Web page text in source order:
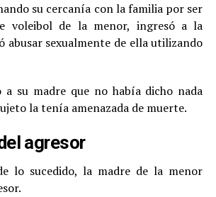
su cercanía con la familia por ser
voleibol de la menor, ingresó a la
abusar sexualmente de ella utilizando
a su madre que no había dicho nada
la tenía amenazada de muerte.
agresor
lo sucedido, la madre de la menor